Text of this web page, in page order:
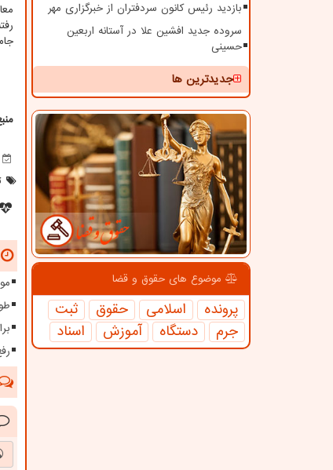
بازدید رئیس کانون سردفتران از خبرگزاری مهر
سروده جدید افشین علا در آستانه اربعین
حسینی
جدیدترین ها
موضوع های حقوق و قضا
پرونده اسلامی حقوق
ثبت
جرم
دستگاه آموزش اسناد
طوفان
رفع